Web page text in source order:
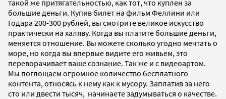
такой же притягательностью, как тот, что куплен за
большие деньги. Купив билет на фильм Феллини или
Годара 200-300 рублей, вы смотрите великое искусство
практически на халяву. Когда вы платите большие деньги,
меняется отношение. Вы можете сколько угодно мечтать о
море, но когда вы впервые видите его живьем, это
переворачивает ваше сознание. Так же и с видеоартом.
Мы поглощаем огромное количество бесплатного
контента, относясь к нему как к мусору. Заплатив за него
сто или двести тысяч, начинаете задумываться о качестве.